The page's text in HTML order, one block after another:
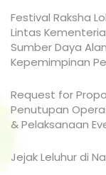
Festival Raksha
Lintas
Sumber Daya
Kepemimpinan
Request for
Penutupan
& Pelaksanaan
Jejak Leluhur di